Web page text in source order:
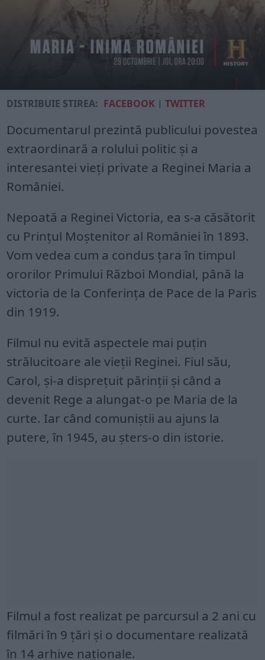
DISTRIBUIE ȘTIREA: FACEBOOK |TWITTER
Documentarul prezintă publicului povestea
extraordinară a rolului politic și a
interesantei vieți private a Reginei Maria a
României.
Nepoată a Reginei Victoria, ea s-a căsătorit
cu Prințul Moștenitor al României în 1893.
Vom vedea cum a condus țara în timpul
ororilor Primului Război Mondial, până la
victoria de la Conferința de Pace de la Paris
din 1919.
Filmul nu evită aspectele mai puțin
strălucitoare ale vieții Reginei. Fiul său,
Carol, și-a disprețuit părinții și când a
devenit Rege a alungat-o pe Maria de la
curte. Iar când comuniștii au ajuns la
putere, în 1945, au șters-o din istorie.
Filmul a fost realizat pe parcursul a 2 ani cu
filmări în 9 țări și o documentare realizată
în 14 arhive naționale.